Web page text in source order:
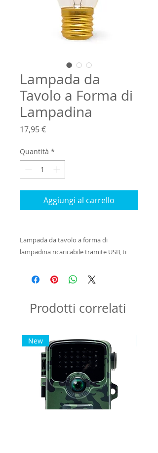
Lampada da
Tavolo a Forma di
Lampadina
17,95 €Prezzo
Quantità *
Aggiungi al carrello
Lampada da tavolo a forma di
lampadina ricaricabile tramite USB, ti
particolare forma luminosa all'interno
Prodotti correlati
New